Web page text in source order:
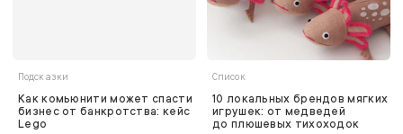
Подсказки
Как комьюнити может спасти
бизнес от банкротства: кейс
Lego
Список
10 локальных брендов мягких
игрушек: от медведей
до плюшевых тихоходок